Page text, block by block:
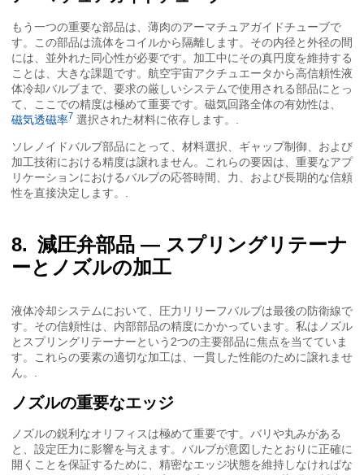
もう一つの重要な部品は、薄肉のアーマチュアガイドチューブで
す。この部品は流体をコイルから隔離します。その内径と外径の間
には、並外れた同心性が必要です。加工中にその真円度を維持する
ことは、大きな課題です。航空宇宙アクチュエータから高信頼性液
体冷却バルブまで、要求の厳しいシステムで使用される部品にとっ
て、ここでの精度は極めて重要です。磁気回路全体の有効性は、
磁気透磁率7 選択された材料に依存します。.
ソレノイドバルブ部品にとって、材料選択、ギャップ制御、および
加工技術における精度は譲れません。これらの要因は、重要なアプ
リケーションにおけるバルブの応答時間、力、および長期的な信頼
性を直接決定します。.
減圧弁部品 — スプリングリテーナ
ーとノズルの加工
液体冷却システムにおいて、圧力リリーフバルブは最後の防衛線で
す。その信頼性は、内部部品の精度にかかっています。私はノズル
とスプリングリテーナーという2つの主要部品に焦点を当てていま
す。これらの要素の適切な加工は、一貫した性能のために譲れませ
ん。.
ノズルの重要なエッジ
ノズルの鋭利なオリフィスは極めて重要です。バリや丸みがある
と、設定圧力に影響を与えます。バルブが意図したとおりに正確に
開くことを保証するために、精密なエッジ状態を維持しなければな